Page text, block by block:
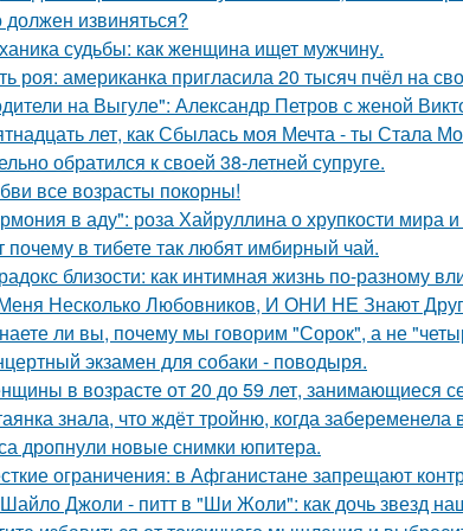
должен извиняться?
судьбы: как женщина ищет мужчину.
роя: американка пригласила 20 тысяч пчёл на
на Выгуле": Александр Петров с женой
лет, как Сбылась моя Мечта - ты Стала
обратился к своей 38-летней супруге.
все возрасты покорны!
в аду": роза Хайруллина о хрупкости мира
почему в тибете так любят имбирный чай.
близости: как интимная жизнь по-разному
Несколько Любовников, И ОНИ НЕ Знают
ли вы, почему мы говорим "Сорок", а не
экзамен для собаки - поводыря.
в возрасте от 20 до 59 лет, занимающиеся
знала, что ждёт тройню, когда забеременела
дропнули новые снимки юпитера.
ограничения: в Афганистане запрещают
Джоли - питт в "Ши Жоли": как дочь звезд